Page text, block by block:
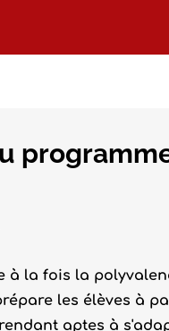
à la fois la
les élèves à
aptes à